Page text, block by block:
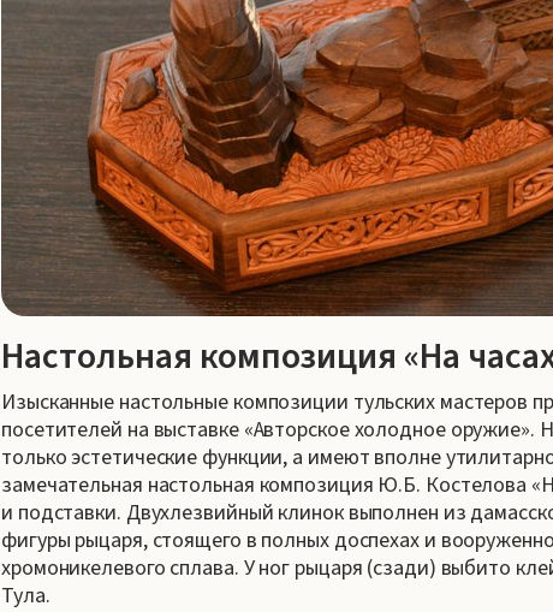
Настольная композиция «На
Изысканные настольные композиции тульских мастеров
посетителей на выставке «Авторское холодное
только эстетические функции, а имеют вполне
замечательная настольная композиция Ю.Б. Костелова
и подставки. Двухлезвийный клинок выполнен из
фигуры рыцаря, стоящего в полных доспехах и
хромоникелевого сплава. У ног рыцаря (сзади) выбито
Тула.